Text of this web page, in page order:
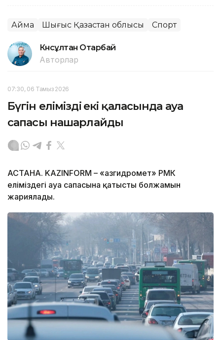
Аймақ Шығыс Қазақстан облысы Спорт
Күнсұлтан Отарбай
Авторлар
07:30, 06 Тамыз 2026
Бүгін еліміздің екі қаласында ауа
сапасы нашарлайды
АСТАНА. KAZINFORM – «Қазгидромет» РМК
еліміздегі ауа сапасына қатысты болжамын
жариялады.